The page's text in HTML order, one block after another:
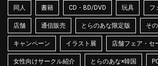
同人 書籍 CD・BD/DVD 玩具 フ
店舗 通信販売 とらのあな限定版 そ
キャンペーン イラスト展 店舗フェア・セ
女性向けサークル紹介 とらのあな×韓国